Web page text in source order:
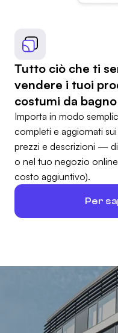
Tutto ciò che ti
vendere i tuoi
costumi da
Importa in modo
completi e aggiornati
prezzi e descrizioni —
o nel tuo negozio
costo aggiuntivo).
Per